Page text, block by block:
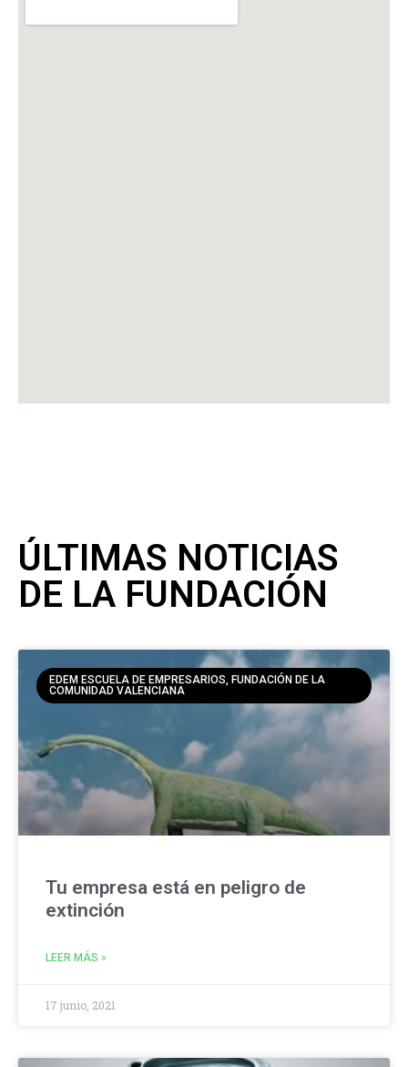
ÚLTIMAS NOTICIAS
DE LA FUNDACIÓN
EDEM ESCUELA DE EMPRESARIOS, FUNDACIÓN DE LA
COMUNIDAD VALENCIANA
Tu empresa está en peligro de
extinción
LEER MÁS »
17 junio, 2021